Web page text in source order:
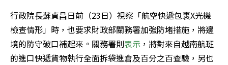
行政院長蘇貞昌日前（23日）視察「航空快遞包裹X光機
檢查情形」時，也要求財政部關務署加強防堵措施，將邊
境的防守破口補起來。關務署則表示 ，將對來自越南航班
的進口快遞貨物執行全面拆袋進倉及百分之百查驗，另也